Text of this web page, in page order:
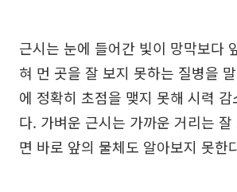
근시는 눈에 들어간 빛이 망막보다
혀 먼 곳을 잘 보지 못하는 질병을
에 정확히 초점을 맺지 못해 시력 감
다. 가벼운 근시는 가까운 거리는
면 바로 앞의 물체도 알아보지 못한